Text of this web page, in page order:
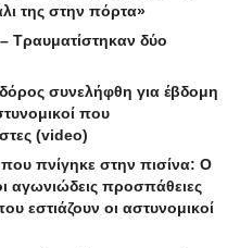
της στην πόρτα»
Τραυματίστηκαν δύο
συνελήφθη για έβδομη
που
(video)
πνίγηκε στην πισίνα: O
αγωνιώδεις προσπάθειες
εστιάζουν οι αστυνομικοί